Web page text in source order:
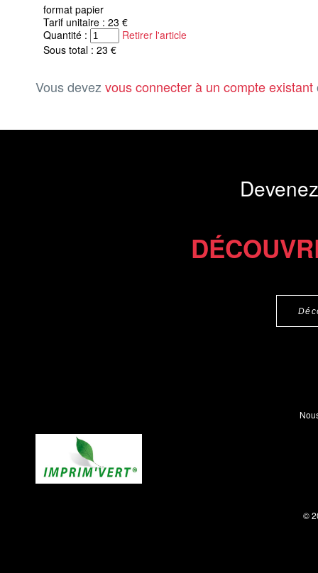
format papier
Tarif unitaire : 23 €
Quantité :
Retirer l'article
Sous total : 23 €
Vous devez vous connecter à un compte existant
©